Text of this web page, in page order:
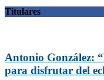
Titulares
Antonio González:
para disfrutar del